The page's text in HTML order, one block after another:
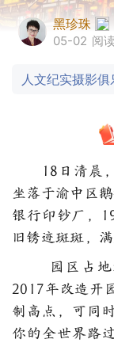
黑珍珠
05-02 阅
人文纪实摄影俱
18日清晨，
坐落于渝中区
银行印钞厂，
旧锈迹斑斑，
园区占地约
2017年改造开
制高点，可同
你的全世界路